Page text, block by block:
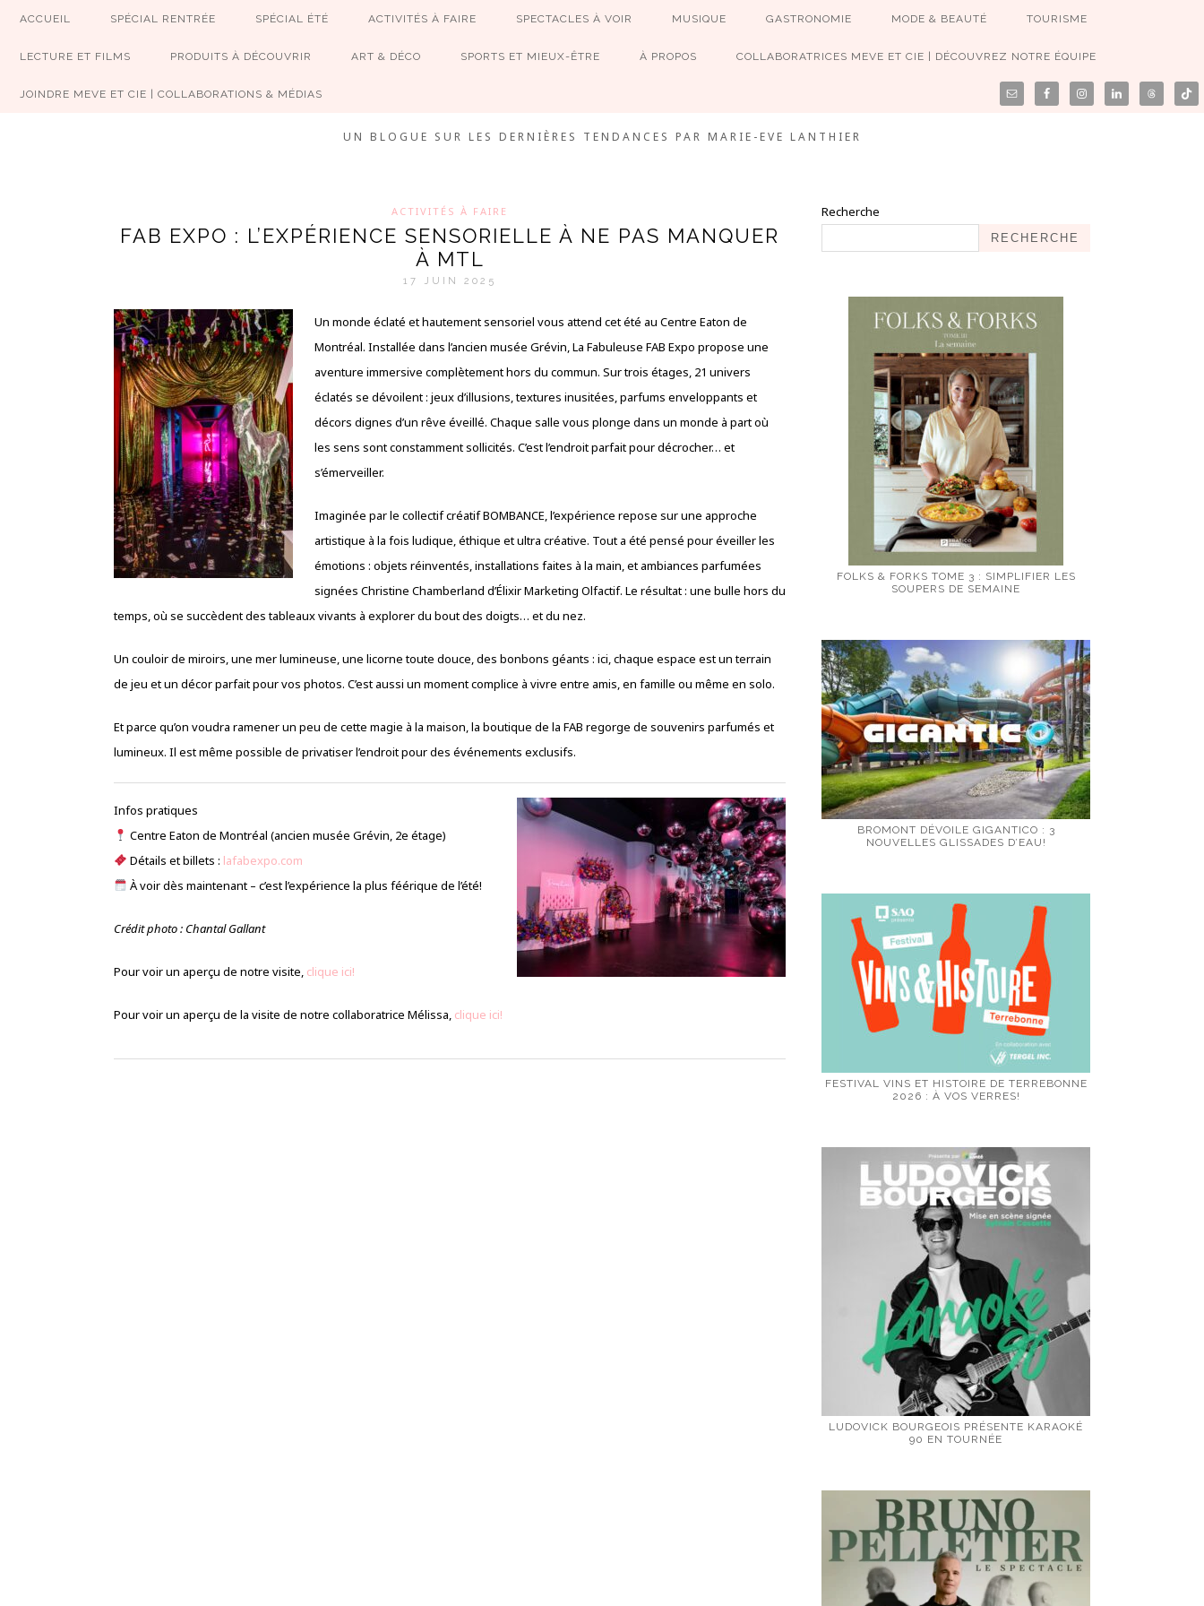
ACCUEIL SPÉCIAL RENTRÉE SPÉCIAL ÉTÉ ACTIVITÉS À FAIRE SPECTACLES À VOIR MUSIQUE GASTRONOMIE MODE & BEAUTÉ TOURISME
LECTURE ET FILMS PRODUITS À DÉCOUVRIR ART & DÉCO SPORTS ET MIEUX-ÊTRE À PROPOS COLLABORATRICES MEVE ET CIE | DÉCOUVREZ NOTRE ÉQUIPE
JOINDRE MEVE ET CIE | COLLABORATIONS & MÉDIAS
UN BLOGUE SUR LES DERNIÈRES TENDANCES PAR MARIE-EVE LANTHIER
ACTIVITÉS À FAIRE
FAB EXPO : L’EXPÉRIENCE SENSORIELLE À NE PAS MANQUER
À MTL
17 JUIN 2025
Un monde éclaté et hautement sensoriel vous attend cet été au Centre Eaton de
Montréal. Installée dans l’ancien musée Grévin, La Fabuleuse FAB Expo propose une
aventure immersive complètement hors du commun. Sur trois étages, 21 univers
éclatés se dévoilent : jeux d’illusions, textures inusitées, parfums enveloppants et
décors dignes d’un rêve éveillé. Chaque salle vous plonge dans un monde à part où
les sens sont constamment sollicités. C’est l’endroit parfait pour décrocher… et
s’émerveiller.
Imaginée par le collectif créatif BOMBANCE, l’expérience repose sur une approche
artistique à la fois ludique, éthique et ultra créative. Tout a été pensé pour éveiller les
émotions : objets réinventés, installations faites à la main, et ambiances parfumées
signées Christine Chamberland d’Élixir Marketing Olfactif. Le résultat : une bulle hors du
temps, où se succèdent des tableaux vivants à explorer du bout des doigts… et du nez.
Un couloir de miroirs, une mer lumineuse, une licorne toute douce, des bonbons géants : ici, chaque espace est un terrain
de jeu et un décor parfait pour vos photos. C’est aussi un moment complice à vivre entre amis, en famille ou même en solo.
Et parce qu’on voudra ramener un peu de cette magie à la maison, la boutique de la FAB regorge de souvenirs parfumés et
lumineux. Il est même possible de privatiser l’endroit pour des événements exclusifs.
Infos pratiques
Centre Eaton de Montréal (ancien musée Grévin, 2e étage)
Détails et billets : lafabexpo.com
À voir dès maintenant – c’est l’expérience la plus féérique de l’été!
Crédit photo : Chantal Gallant
Pour voir un aperçu de notre visite, clique ici!
Pour voir un aperçu de la visite de notre collaboratrice Mélissa, clique ici!
Recherche
RECHERCHE
FOLKS & FORKS TOME 3 : SIMPLIFIER LES
SOUPERS DE SEMAINE
BROMONT DÉVOILE GIGANTICO : 3
NOUVELLES GLISSADES D’EAU!
FESTIVAL VINS ET HISTOIRE DE TERREBONNE
2026 : À VOS VERRES!
LUDOVICK BOURGEOIS PRÉSENTE KARAOKÉ
90 EN TOURNÉE